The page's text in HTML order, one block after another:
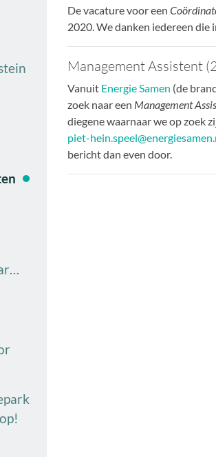
De vacature voor een
2020. We danken iedereen die
Management Assistent
Vanuit Energie Samen (de
zoek naar een Management
diegene waarnaar we op zoek
piet-
bericht dan even door.